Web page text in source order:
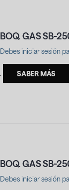
BOQ. GAS SB-
Debes iniciar sesión
SABER MÁS
BOQ. GAS SB-
Debes iniciar sesión